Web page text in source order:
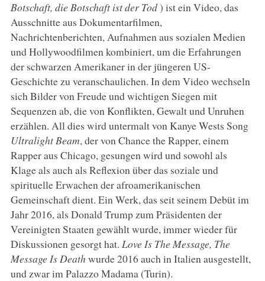
Botschaft, die Botschaft ist der Tod) ist ein Video, das
Ausschnitte aus Dokumentarfilmen,
Nachrichtenberichten, Aufnahmen aus sozialen Medien
und Hollywoodfilmen kombiniert, um die Erfahrungen
der schwarzen Amerikaner in der jüngeren US-
Geschichte zu veranschaulichen. In dem Video wechseln
sich Bilder von Freude und wichtigen Siegen mit
Sequenzen ab, die von Konflikten, Gewalt und Unruhen
erzählen. All dies wird untermalt von Kanye Wests Song
Ultralight Beam, der von Chance the Rapper, einem
Rapper aus Chicago, gesungen wird und sowohl als
Klage als auch als Reflexion über das soziale und
spirituelle Erwachen der afroamerikanischen
Gemeinschaft dient. Ein Werk, das seit seinem Debüt im
Jahr 2016, als Donald Trump zum Präsidenten der
Vereinigten Staaten gewählt wurde, immer wieder für
Diskussionen gesorgt hat. Love Is The Message, The
Message Is Death wurde 2016 auch in Italien ausgestellt,
und zwar im Palazzo Madama (Turin).